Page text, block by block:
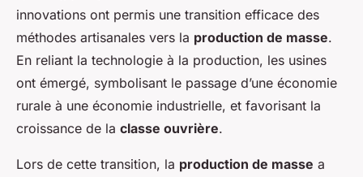
innovations ont permis une transition efficace des
méthodes artisanales vers la production de masse.
En reliant la technologie à la production, les usines
ont émergé, symbolisant le passage d’une économie
rurale à une économie industrielle, et favorisant la
croissance de la classe ouvrière.
Lors de cette transition, la production de masse a